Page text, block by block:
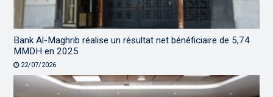
Bank Al-Maghrib réalise un résultat net bénéficiaire de 5,74
MMDH en 2025
22/07/2026